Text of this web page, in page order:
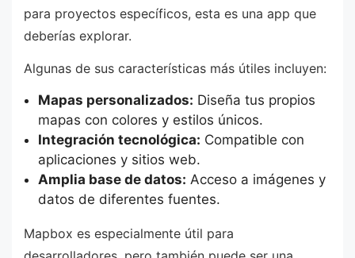
para proyectos específicos, esta es una app que
deberías explorar.
Algunas de sus características más útiles incluyen:
Mapas personalizados: Diseña tus propios
mapas con colores y estilos únicos.
Integración tecnológica: Compatible con
aplicaciones y sitios web.
Amplia base de datos: Acceso a imágenes y
datos de diferentes fuentes.
Mapbox es especialmente útil para